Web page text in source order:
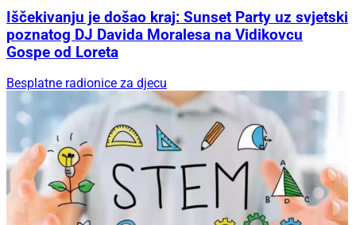
Iščekivanju je došao kraj: Sunset Party uz svjetski
poznatog DJ Davida Moralesa na Vidikovcu
Gospe od Loreta
Besplatne radionice za djecu